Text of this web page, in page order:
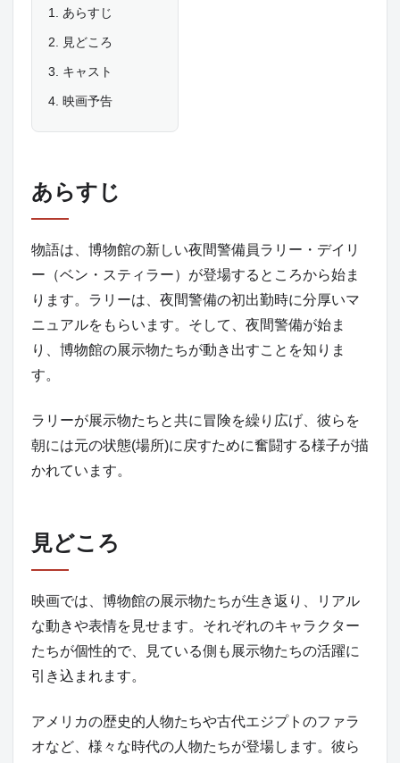
あらすじ
見どころ
キャスト
映画予告
あらすじ
物語は、博物館の新しい夜間警備員ラリー・デイリ
ー（ベン・スティラー）が登場するところから始ま
ります。ラリーは、夜間警備の初出勤時に分厚いマ
ニュアルをもらいます。そして、夜間警備が始ま
り、博物館の展示物たちが動き出すことを知りま
す。
ラリーが展示物たちと共に冒険を繰り広げ、彼らを
朝には元の状態(場所)に戻すために奮闘する様子が描
かれています。
見どころ
映画では、博物館の展示物たちが生き返り、リアル
な動きや表情を見せます。それぞれのキャラクター
たちが個性的で、見ている側も展示物たちの活躍に
引き込まれます。
アメリカの歴史的人物たちや古代エジプトのファラ
オなど、様々な時代の人物たちが登場します。彼ら